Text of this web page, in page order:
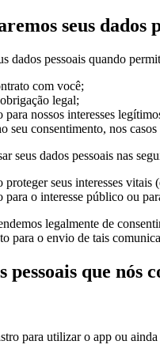
seus dados
dados pessoais quando
com você;
legal;
para nossos interesses
seu consentimento, nos
seus dados pessoais nas
proteger seus interesses vitais
para o interesse público ou
legalmente de
para o envio de tais
pessoais que nós
para utilizar o app ou